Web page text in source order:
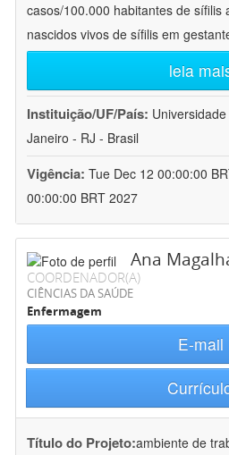
casos/100.000 habitantes de sífilis
nascidos vivos de sífilis em
leia
Instituição/UF/País:
Janeiro - RJ - Brasil
Vigência: Tue Dec 12 00:00:00
00:00:00 BRT 2027
Ana
COORDENADOR(A)
CIÊNCIAS DA SAÚDE
Enfermagem
E-mail
Título do Projeto:ambiente de